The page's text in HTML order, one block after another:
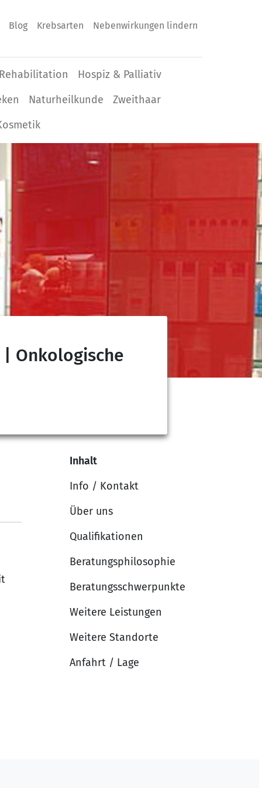
Blog Krebsarten Nebenwirkungen lindern
Rehabilitation
Hospiz & Palliativ
Naturheilkunde
Zweithaar
| Onkologische
Inhalt
Info / Kontakt
Über uns
Qualifikationen
Beratungsphilosophie
Beratungsschwerpunkte
Weitere Leistungen
Weitere Standorte
Anfahrt / Lage